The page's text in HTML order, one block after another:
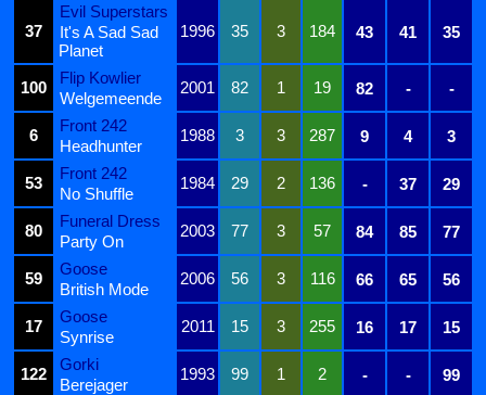
37
Evil Superstars
1996
35 3 184 43 41 35
It's A Sad Sad
Planet
100
Flip Kowlier
2001 82 1 19 82 - -
Welgemeende
6
Front 242
1988 3 3 287 9 4 3
Headhunter
53
Front 242
1984 29 2 136 - 37 29
No Shuffle
80
Funeral Dress
2003 77 3 57 84 85 77
Party On
59
Goose
2006 56 3 116 66 65 56
British Mode
17
Goose
2011 15 3 255 16 17 15
Synrise
122
Gorki
1993 99 1 2 - - 99
Berejager